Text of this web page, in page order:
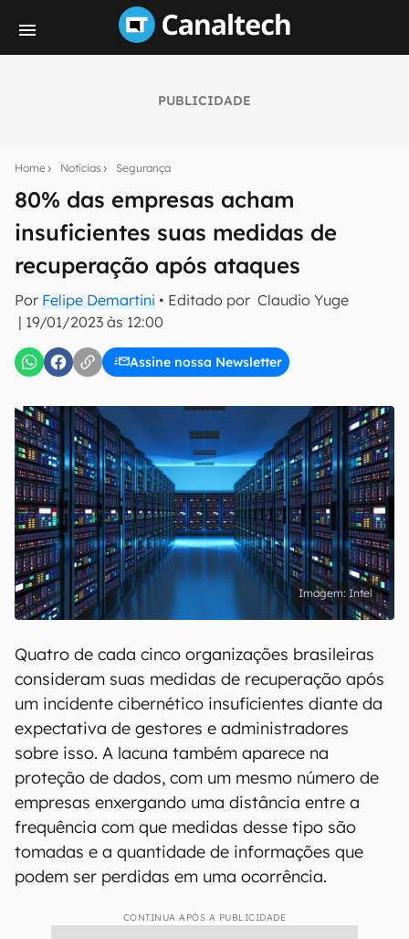
PUBLICIDADE
Home Notícias Segurança
80% das empresas acham
insuficientes suas medidas de
recuperação após ataques
Por Felipe Demartini • Editado por Claudio Yuge
| 19/01/2023 às 12:00
Assine nossa Newsletter
notícias e reviews sobre tecnologia em primeira
mão.
E-mail
inscreva-se
Confirmo que li, aceito e concordo com os Termos de
Uso e Política de Privacidade do Canaltech.
Intel
Quatro de cada cinco organizações brasileiras
consideram suas medidas de recuperação após
um incidente cibernético insuficientes diante da
expectativa de gestores e administradores
sobre isso. A lacuna também aparece na
proteção de dados, com um mesmo número de
empresas enxergando uma distância entre a
frequência com que medidas desse tipo são
tomadas e a quantidade de informações que
podem ser perdidas em uma ocorrência.
CONTINUA APÓS A PUBLICIDADE